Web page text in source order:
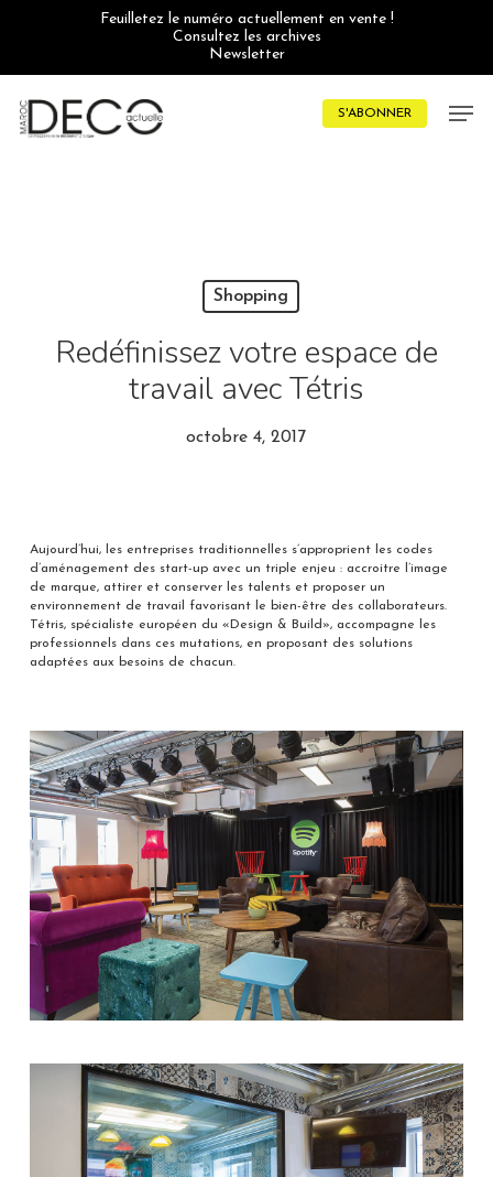
Feuilletez le numéro actuellement en vente !
Consultez les archives
Newsletter
S'ABONNER
Shopping
Redéfinissez votre espace de
travail avec Tétris
octobre 4, 2017
Aujourd’hui, les entreprises traditionnelles s’approprient les codes
d’aménagement des start-up avec un triple enjeu : accroitre l’image
de marque, attirer et conserver les talents et proposer un
environnement de travail favorisant le bien-être des collaborateurs.
Tétris, spécialiste européen du «Design & Build», accompagne les
professionnels dans ces mutations, en proposant des solutions
adaptées aux besoins de chacun.